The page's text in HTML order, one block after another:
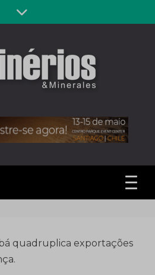
&
quadruplica exportações